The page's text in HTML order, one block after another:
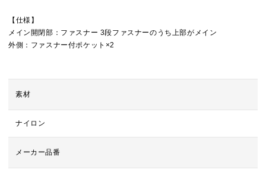
【仕様】
メイン開閉部：ファスナー 3段ファスナーのうち上部がメイン
外側：ファスナー付ポケット×2
素材
ナイロン
メーカー品番